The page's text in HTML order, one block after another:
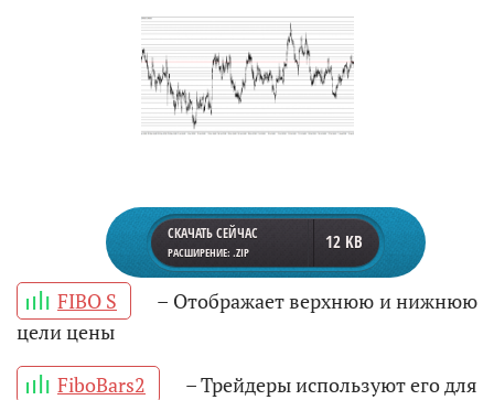
СКАЧАТЬ СЕЙЧАС
РАСШИРЕНИЕ: .ZIP 12 KB
FIBO S
– Отображает верхнюю и нижнюю
цели цены
FiboBars2
– Трейдеры используют его для